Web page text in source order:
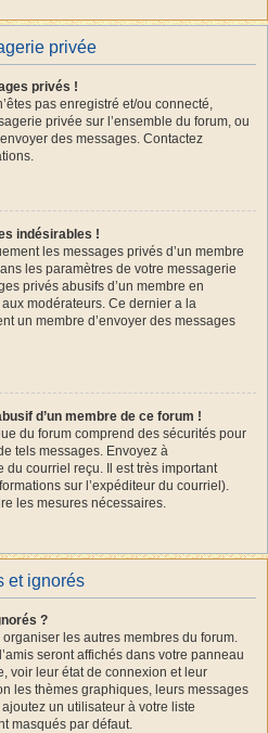
privée
privés !
pas enregistré et/ou connecté,
privée sur l’ensemble du forum, ou
des messages. Contactez
indésirables !
les messages privés d’un membre
les paramètres de votre messagerie
privés abusifs d’un membre en
modérateurs. Ce dernier a la
un membre d’envoyer des messages
d’un membre de ce forum !
du forum comprend des sécurités pour
tels messages. Envoyez à
du courriel reçu. Il est très important
sur l’expéditeur du courriel).
les mesures nécessaires.
et ignorés
?
les autres membres du forum.
seront affichés dans votre panneau
voir leur état de connexion et leur
les thèmes graphiques, leurs messages
un utilisateur à votre liste
masqués par défaut.